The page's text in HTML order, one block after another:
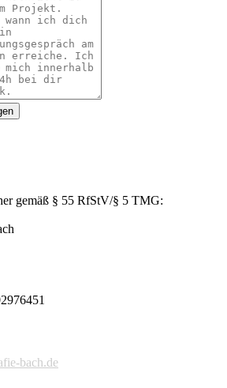
gemäß § 55 RfStV/§ 5 TMG:
bach.de